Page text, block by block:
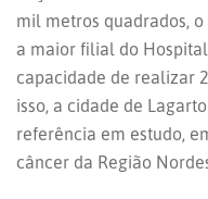
mil metros quadrados,
a maior filial do
capacidade de realizar
isso, a cidade de
referência em estudo,
câncer da Região